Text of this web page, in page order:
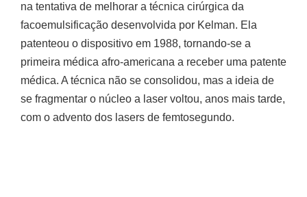
na tentativa de melhorar a técnica cirúrgica da
facoemulsificação desenvolvida por Kelman. Ela
patenteou o dispositivo em 1988, tornando-se a
primeira médica afro-americana a receber uma patente
médica. A técnica não se consolidou, mas a ideia de
se fragmentar o núcleo a laser voltou, anos mais tarde,
com o advento dos lasers de femtosegundo.